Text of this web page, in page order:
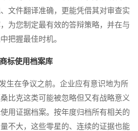
文件翻译准确，更能凭借其对审查实
为您制定最有效的答辩策略，并在与
把握最佳时机。
标使用档案库
在争议之前。企业应有意识地为所
比克这类可能被忽略但又有战略意义
用证据档案。按年度归档所有相关的
不大，这些零星的、连续的证据也能